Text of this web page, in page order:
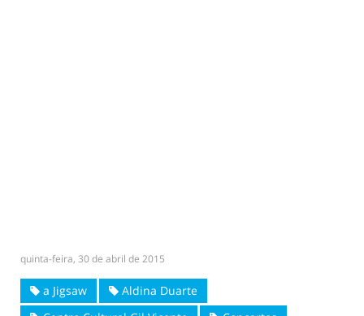
quinta-feira, 30 de abril de 2015
a Jigsaw
Aldina Duarte